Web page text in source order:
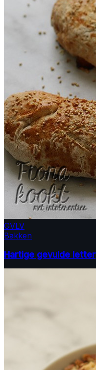
GVLV
Bakken
Hartige gevulde letter